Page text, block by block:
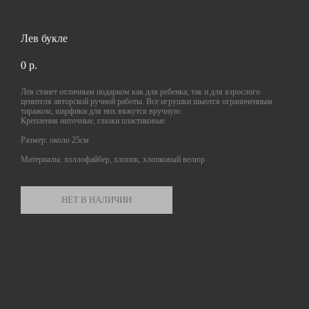
Лев букле
0 p.
Лев станет отличным подарком как для ребенка, так и для взрослого
ценителя авторской ручной работы. Все игрушки шьются ограниченным
тиражом, шарфики для них вяжутся вручную.
Крепления ниточные, глазки пластиковые
Размер: около 25см
Материалы: холлофайбер, хлопок, хлопковый велюр
НЕТ В НАЛИЧИИ